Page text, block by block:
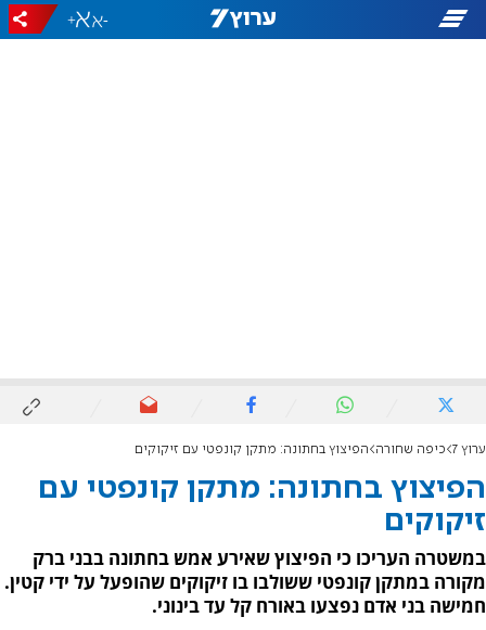
-
+
ערוץ 7 כיפה שחורה הפיצוץ בחתונה: מתקן קונפטי עם זיקוקים
הפיצוץ בחתונה: מתקן קונפטי עם
זיקוקים
במשטרה העריכו כי הפיצוץ שאירע אמש בחתונה בבני ברק
מקורה במתקן קונפטי ששולבו בו זיקוקים שהופעל על ידי קטין.
חמישה בני אדם נפצעו באורח קל עד בינוני.